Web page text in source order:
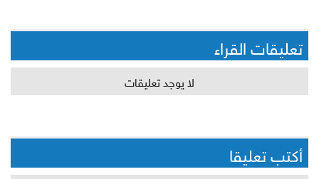
تعليقات القراء
لا يوجد تعليقات
أكتب تعليقا